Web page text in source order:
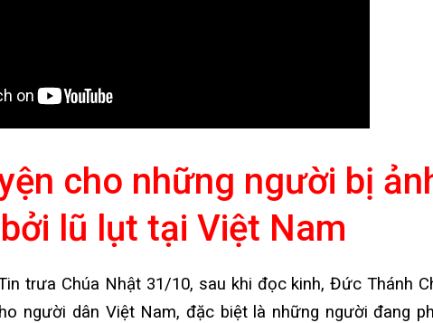
cho những người bị
lũ lụt tại Việt Nam
trưa Chúa Nhật 31/10, sau khi đọc kinh, Đức Thánh
người dân Việt Nam, đặc biệt là những người đang